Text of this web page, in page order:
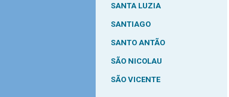
SANTA LUZIA
SANTIAGO
SANTO ANTÃO
SÃO NICOLAU
SÃO VICENTE